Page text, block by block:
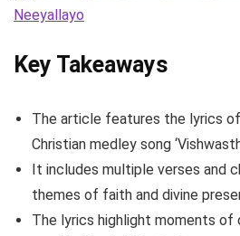
Neeyallayo
Key Takeaways
The article features the lyrics
Christian medley song
It includes multiple verses and
themes of faith and divine
The lyrics highlight moments of